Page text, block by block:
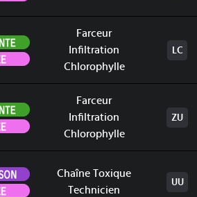
Plante
Fée
Farceur
Infiltration
Chlorophylle
LC
Plante
Fée
Farceur
Infiltration
Chlorophylle
ZU
Poison
Fée
Chaîne Toxique
Technicien
UU